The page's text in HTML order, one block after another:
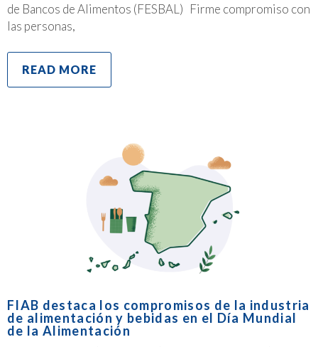
de Bancos de Alimentos (FESBAL) Firme compromiso con
las personas,
READ MORE
FIAB destaca los compromisos de la industria
de alimentación y bebidas en el Día Mundial
de la Alimentación